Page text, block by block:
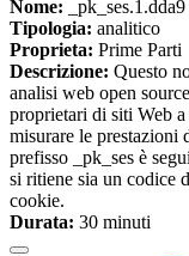
Nome: _pk_ses.1.dda9
Tipologia: analitico
Proprieta: Prime Parti
Descrizione: Questo
analisi web open
proprietari di siti Web
misurare le
prefisso _pk_ses è
si ritiene sia un codice
cookie.
Durata: 30 minuti